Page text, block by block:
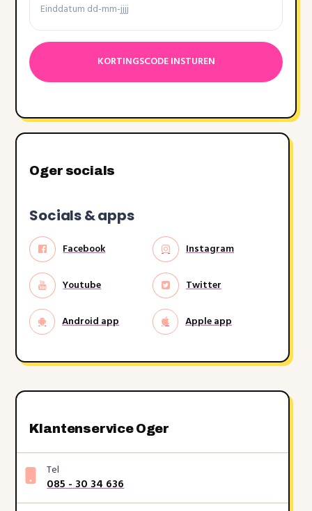
Datumnotatie:DD
dash
MM
dash
Oger socials
Socials & apps
Facebook Instagram
Youtube Twitter
Android app Apple app
Klantenservice Oger
Tel
085 - 30 34 636